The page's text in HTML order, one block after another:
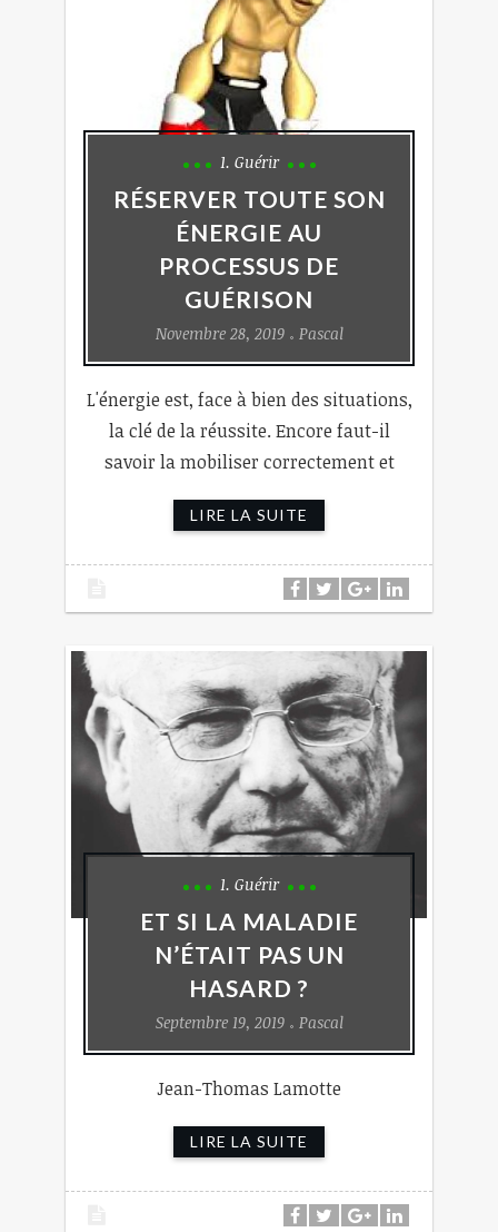
1. Guérir
RÉSERVER TOUTE SON
ÉNERGIE AU
PROCESSUS DE
GUÉRISON
Novembre 28, 2019 Pascal
L'énergie est, face à bien des situations,
la clé de la réussite. Encore faut-il
savoir la mobiliser correctement et
LIRE LA SUITE
1. Guérir
ET SI LA MALADIE
N’ÉTAIT PAS UN
HASARD ?
Septembre 19, 2019 Pascal
Jean-Thomas Lamotte
LIRE LA SUITE